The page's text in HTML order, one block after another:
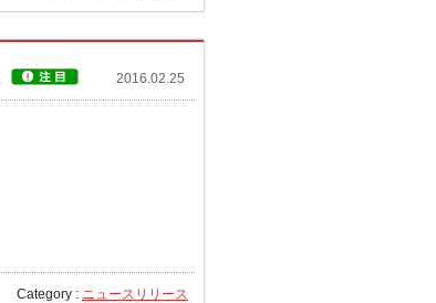
2016.02.25
Category : ニュースリリース